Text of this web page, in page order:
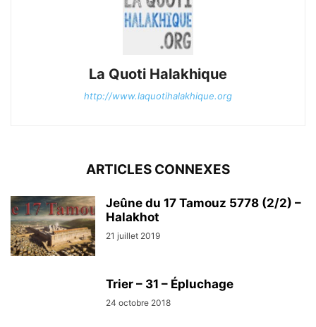
La Quoti Halakhique
http://www.laquotihalakhique.org
ARTICLES CONNEXES
Jeûne du 17 Tamouz 5778 (2/2) –
Halakhot
21 juillet 2019
Trier – 31 – Épluchage
24 octobre 2018